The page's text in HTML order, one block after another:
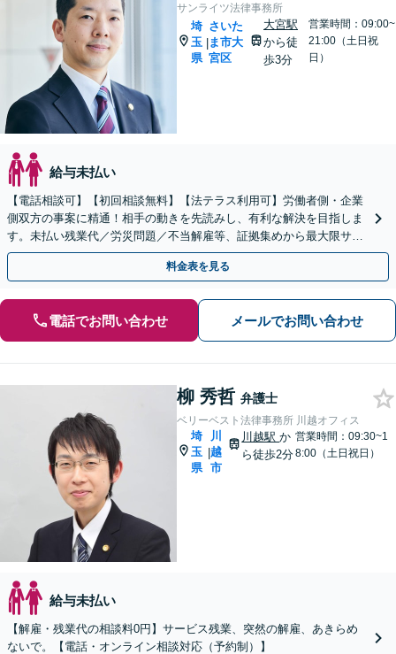
サンライツ法律事務所
埼
玉
県
|
さいた
ま市大
宮区
大宮駅
から徒
歩3分
営業時間：09:00~
21:00（土日祝
日）
給与未払い
【電話相談可】【初回相談無料】【法テラス利用可】労働者側・企業
側双方の事案に精通！相手の動きを先読みし、有利な解決を目指しま
す。未払い残業代／労災問題／不当解雇等、証拠集めから最大限サポ
ート。企業側のご相談もお任せ【完全個室】【大宮駅3分】
料金表を見る
電話でお問い合わせ メールでお問い合わせ
柳 秀哲 弁護士
ベリーベスト法律事務所 川越オフィス
埼
玉
県
|
川
越
市
川越駅か
ら徒歩2分
営業時間：09:30~1
8:00（土日祝日）
給与未払い
【解雇・残業代の相談料0円】サービス残業、突然の解雇、あきらめ
ないで。【電話・オンライン相談対応（予約制）】